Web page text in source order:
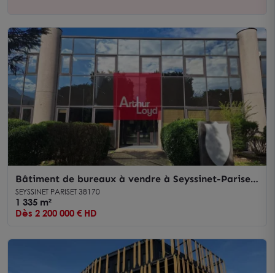
Bâtiment de bureaux à vendre à Seyssinet-Pariset
accès immédiat tram et parking
SEYSSINET PARISET 38170
1 335 m²
Dès 2 200 000 € HD